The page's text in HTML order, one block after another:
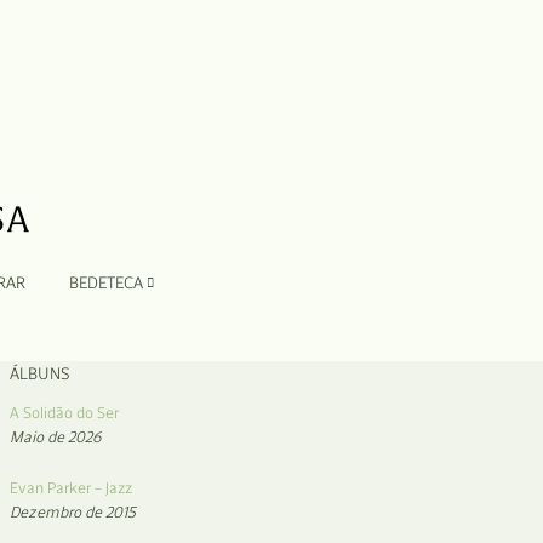
BEDETECA
ÁLBUNS
A Solidão do Ser
Maio de 2026
Evan Parker – Jazz
Dezembro de 2015